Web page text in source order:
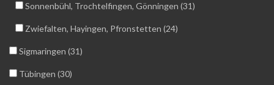
Sonnenbühl, Trochtelfingen, Gönningen (31)
Zwiefalten, Hayingen, Pfronstetten (24)
Sigmaringen (31)
Tübingen (30)